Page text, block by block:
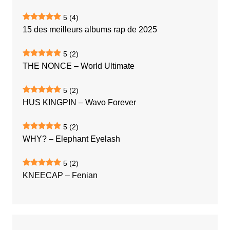
5 (4)
15 des meilleurs albums rap de 2025
5 (2)
THE NONCE – World Ultimate
5 (2)
HUS KINGPIN – Wavo Forever
5 (2)
WHY? – Elephant Eyelash
5 (2)
KNEECAP – Fenian